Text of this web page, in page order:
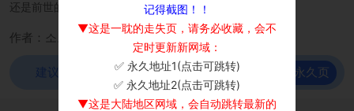
还是前世的性别吗？
作者：소보로 패트
建议使用谷歌浏览器观看！ 前往永久页
记得截图！！
▼这是一耽的走失页，请务必收藏，会不
定时更新新网域：
✅ 永久地址1(点击可跳转)
✅ 永久地址2(点击可跳转)
▼这是大陆地区网域，会自动跳转最新的